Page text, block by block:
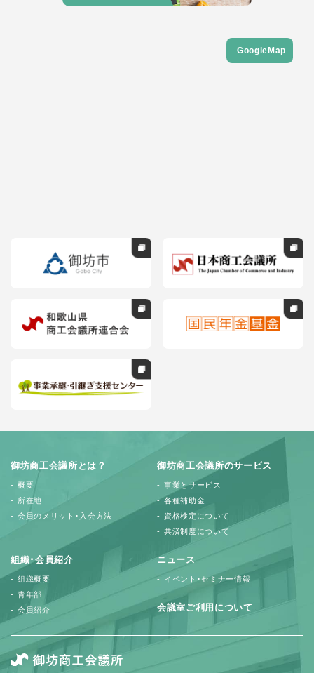
GoogleMap
御坊商工会議所とは？
概要
所在地
会員のメリット･入会方法
御坊商工会議所のサービス
事業とサービス
各種補助金
資格検定について
共済制度について
組織･会員紹介
組織概要
青年部
会員紹介
ニュース
イベント･セミナー情報
会議室ご利用について